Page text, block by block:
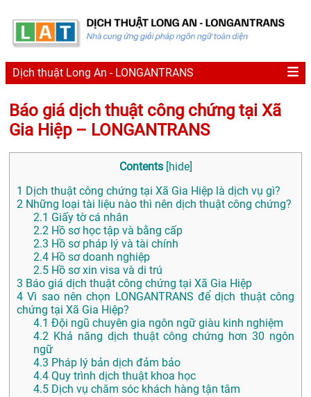
Dịch thuật Long An - LONGANTRANS
Báo giá dịch thuật công chứng tại Xã
Gia Hiệp – LONGANTRANS
Contents [hide]
1 Dịch thuật công chứng tại Xã Gia Hiệp là dịch vụ gì?
2 Những loại tài liệu nào thì nên dịch thuật công chứng?
2.1 Giấy tờ cá nhân
2.2 Hồ sơ học tập và bằng cấp
2.3 Hồ sơ pháp lý và tài chính
2.4 Hồ sơ doanh nghiệp
2.5 Hồ sơ xin visa và di trú
3 Báo giá dịch thuật công chứng tại Xã Gia Hiệp
4 Vì sao nên chọn LONGANTRANS để dịch thuật công
chứng tại Xã Gia Hiệp?
4.1 Đội ngũ chuyên gia ngôn ngữ giàu kinh nghiệm
4.2 Khả năng dịch thuật công chứng hơn 30 ngôn
ngữ
4.3 Pháp lý bản dịch đảm bảo
4.4 Quy trình dịch thuật khoa học
4.5 Dịch vụ chăm sóc khách hàng tận tâm